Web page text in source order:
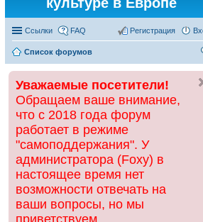
Ссылки FAQ Регистрация
Список форумов
Уважаемые посетители!
Обращаем ваше внимание,
что с 2018 года форум
работает в режиме
"самоподдержания". У
администратора (Foxy) в
настоящее время нет
возможности отвечать на
ваши вопросы, но мы
приветствуем